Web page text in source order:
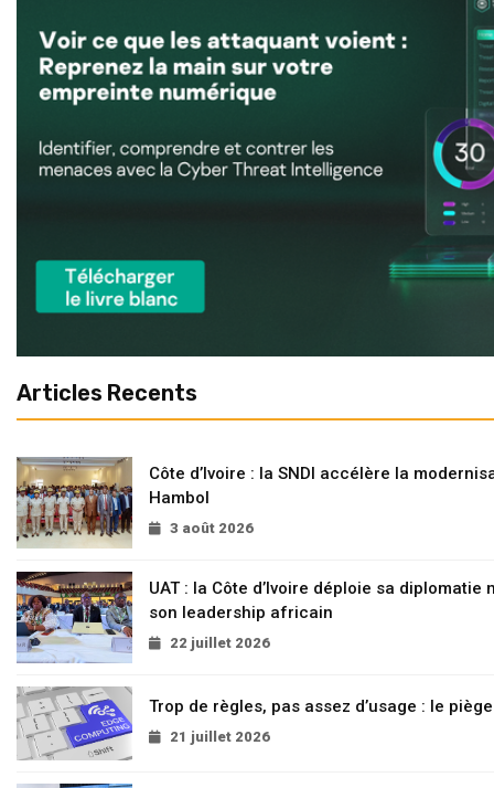
Articles Recents
Côte d’Ivoire : la SNDI accélère la
Hambol
3 août 2026
UAT : la Côte d’Ivoire déploie sa
son leadership africain
22 juillet 2026
Trop de règles, pas assez d’usage : le
21 juillet 2026